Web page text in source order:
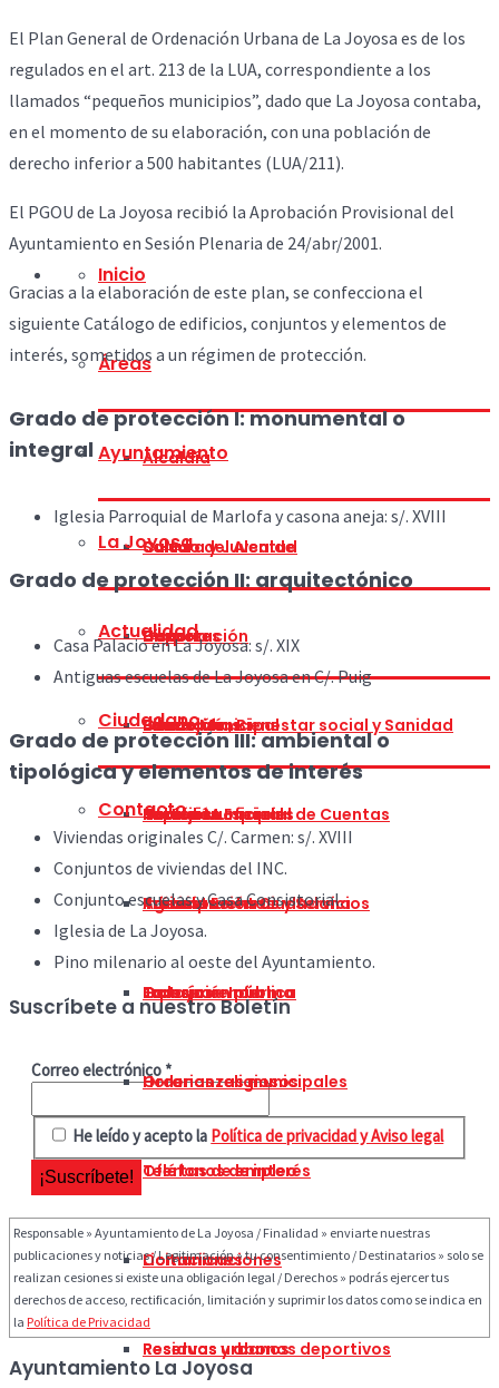
Inicio
Áreas
Alcaldía
Cultura y Juventud
Deportes
Educación, Bienestar social y Sanidad
Festejos
Infraestructuras y Servicios
Transparencia
Ayuntamiento
Saludo del Alcalde
Corporación
Concejalías
Comisión Especial de Cuentas
Participación Ciudadana
La Joyosa
Historia
Situación
Heráldica
Turismo
Galería
Horarios religiosos
Teléfonos de interés
Comunicaciones
Residuos urbanos
Actualidad
Bando Municipal
Tablón Municipal
Agenda Eventos
La Joyosa Informa
Ciudadano
Impresos oficiales
Trámites
Exposición pública
Ordenanzas municipales
Ofertas de empleo
Licitaciones
Reservas y abonos deportivos
Contacto
El Plan General de Ordenación Urbana de La Joyosa es de los
regulados en el art. 213 de la LUA, correspondiente a los
llamados “pequeños municipios”, dado que La Joyosa contaba,
en el momento de su elaboración, con una población de
derecho inferior a 500 habitantes (LUA/211).
El PGOU de La Joyosa recibió la Aprobación Provisional del
Ayuntamiento en Sesión Plenaria de 24/abr/2001.
Gracias a la elaboración de este plan, se confecciona el
siguiente Catálogo de edificios, conjuntos y elementos de
interés, sometidos a un régimen de protección.
Grado de protección I: monumental o
integral
Iglesia Parroquial de Marlofa y casona aneja: s/. XVIII
Grado de protección II: arquitectónico
Casa Palacio en La Joyosa: s/. XIX
Antiguas escuelas de La Joyosa en C/. Puig
Grado de protección III: ambiental o
tipológica y elementos de interés
Viviendas originales C/. Carmen: s/. XVIII
Conjuntos de viviendas del INC.
Conjunto escuelas y Casa Consistorial.
Iglesia de La Joyosa.
Pino milenario al oeste del Ayuntamiento.
Suscríbete a nuestro Boletín
Correo electrónico *
He leído y acepto la Política de privacidad y Aviso legal
Responsable » Ayuntamiento de La Joyosa / Finalidad » enviarte nuestras
publicaciones y noticias / Legitimación » tu consentimiento / Destinatarios » solo se
realizan cesiones si existe una obligación legal / Derechos » podrás ejercer tus
derechos de acceso, rectificación, limitación y suprimir los datos como se indica en
la Política de Privacidad
Ayuntamiento La Joyosa